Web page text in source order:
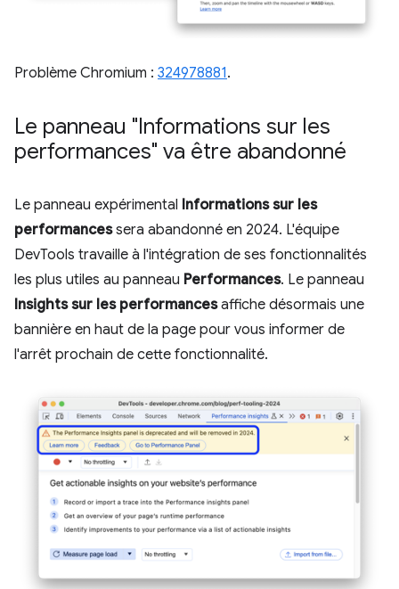
Problème Chromium : 324978881.
Le panneau "Informations sur les
performances" va être abandonné
Le panneau expérimental Informations sur les
performancessera abandonné en 2024. L'équipe
DevTools travaille à l'intégration de ses fonctionnalités
les plus utiles au panneau Performances. Le panneau
Insights sur les performancesaffiche désormais une
bannière en haut de la page pour vous informer de
l'arrêt prochain de cette fonctionnalité.